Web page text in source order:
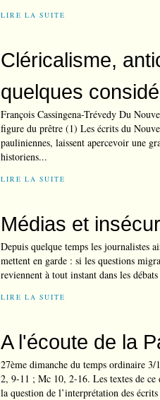
LIRE LA SUITE
Cléricalisme,
quelques
François Cassingena-Trévedy Du
figure du prêtre (1) Les écrits du
pauliniennes, laissent apercevoir une
historiens...
LIRE LA SUITE
Médias et
Depuis quelque temps les journalistes
mettent en garde : si les questions
reviennent à tout instant dans les
LIRE LA SUITE
A l'écoute de la
27ème dimanche du temps ordinaire
2, 9-11 ; Mc 10, 2-16. Les textes de
la question de l’interprétation des